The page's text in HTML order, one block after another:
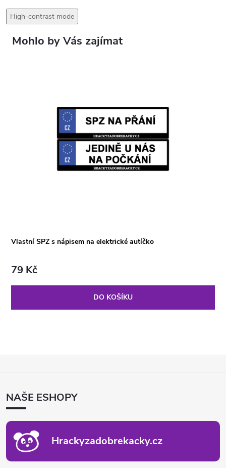
High-contrast mode
Vlastní SPZ s nápisem na elektrické autíčko
79 Kč
DO KOŠÍKU
ANAŠE ESHOPY
Hrackyzadobrekacky.cz